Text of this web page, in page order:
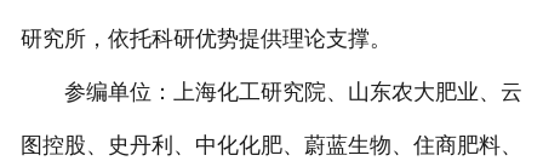
研究所，依托科研优势提供理论支撑。
参编单位：上海化工研究院、山东农大肥业、云
图控股、史丹利、中化化肥、蔚蓝生物、住商肥料、